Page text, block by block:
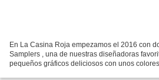
En La Casina Roja empezamos el 2016 con
Samplers , una de nuestras diseñadoras
pequeños gráficos deliciosos con unos